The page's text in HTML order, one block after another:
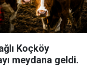
Koçköy
meydana geldi.